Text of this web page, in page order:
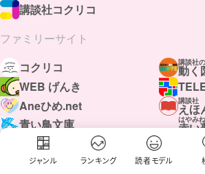
ジャンル ランキング 読者モデル
講談社コクリコ
ファミリーサイト
コクリコ
講談社の
動く
WEB げんき
Aneひめ.net
講談社
えほ
青い鳥文庫
はやみ
赤い